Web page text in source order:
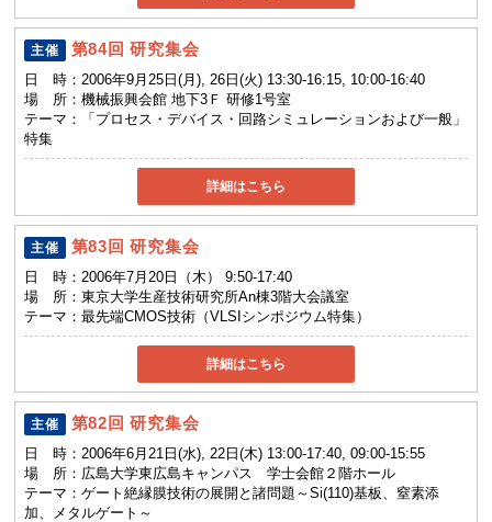
主催 第84回 研究集会
日 時：2006年9月25日(月), 26日(火) 13:30-16:15, 10:00-16:40
場 所：機械振興会館 地下3Ｆ 研修1号室
テーマ：
「プロセス・デバイス・回路シミュレーションおよび一般」
特集
詳細はこちら
主催 第83回 研究集会
日 時： 2006年7月20日（木） 9:50-17:40
場 所：東京大学生産技術研究所An棟3階大会議室
テーマ：最先端CMOS技術（VLSIシンポジウム特集）
詳細はこちら
主催 第82回 研究集会
日 時： 2006年6月21日(水), 22日(木) 13:00-17:40, 09:00-15:55
場 所： 広島大学東広島キャンパス 学士会館２階ホール
テーマ：ゲート絶縁膜技術の展開と諸問題～Si(110)基板、窒素添
加、メタルゲート～